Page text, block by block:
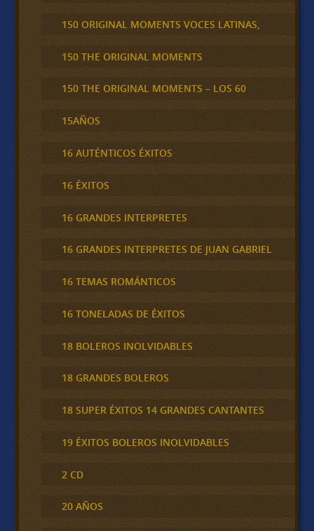
150 ORIGINAL MOMENTS VOCES LATINAS,
150 THE ORIGINAL MOMENTS
150 THE ORIGINAL MOMENTS – LOS 60
15AÑOS
16 AUTÉNTICOS ÉXITOS
16 ÉXITOS
16 GRANDES INTERPRETES
16 GRANDES INTERPRETES DE JUAN GABRIEL
16 TEMAS ROMÁNTICOS
16 TONELADAS DE ÉXITOS
18 BOLEROS INOLVIDABLES
18 GRANDES BOLEROS
18 SUPER ÉXITOS 14 GRANDES CANTANTES
19 ÉXITOS BOLEROS INOLVIDABLES
2 CD
20 AÑOS